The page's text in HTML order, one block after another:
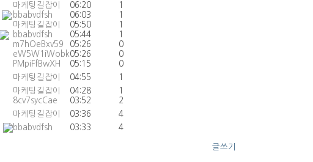
마케팅길잡이 06:20
1
bbabvdfsh 06:03
1
마케팅길잡이 05:50
1
bbabvdfsh 05:44
1
m7hOeBxv59 05:26
0
eW5W1iWobk05:26
0
PMpiFfBwXH 05:15
0
마케팅길잡이 04:55
1
마케팅길잡이 04:28
1
8cv7sycCae 03:52
2
마케팅길잡이 03:36
4
bbabvdfsh 03:33 4
글쓰기